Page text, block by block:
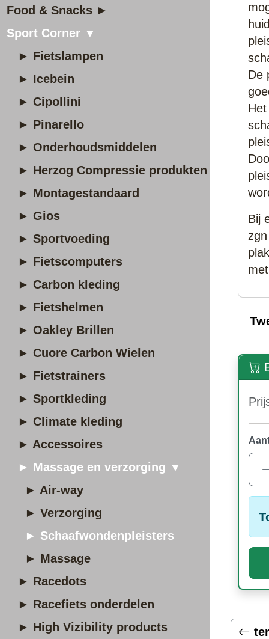
Food & Snacks ►
Sport Corner ▼
► Fietslampen
► Icebein
► Cipollini
► Pinarello
► Onderhoudsmiddelen
► Herzog Compressie produkten
► Montagestandaard
► Gios
► Sportvoeding
► Fietscomputers
► Carbon kleding
► Fietshelmen
► Oakley Brillen
► Cuore Carbon Wielen
► Fietstrainers
► Sportkleding
► Climate kleding
► Accessoires
► Massage en verzorging ▼
► Air-way
► Verzorging
► Schaafwondenpleisters
► Massage
► Racedots
► Racefiets onderdelen
► High Vizibility products
De
Bij